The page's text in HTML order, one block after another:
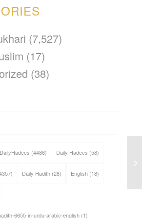
(7,527)
(17)
(38)
DailyHadees (4486) Daily Hadees (58)
Daily Hadith(28) English(18)
6655-in-urdu-arabic-english(1)